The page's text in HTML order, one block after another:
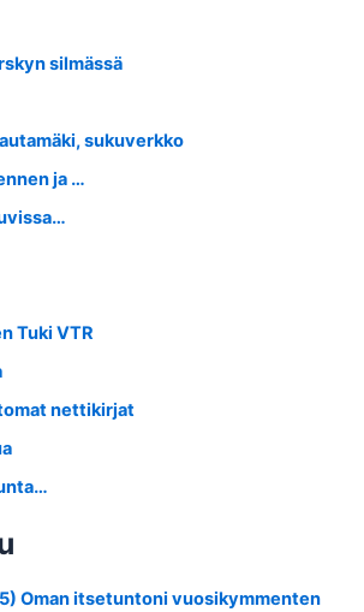
silmässä
sukuverkko
ja …
Tuki VTR
nettikirjat
Oman itsetuntoni vuosikymmenten